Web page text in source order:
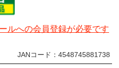
ルへの会員登録が必要です
JANコード： 4548745881738